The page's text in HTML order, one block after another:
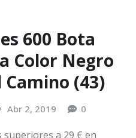
600 Bota
Color Negro
Camino (43)
Abr 2, 2019 0
a 29 € en